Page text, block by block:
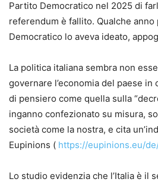
Partito Democratico nel 2025 di
referendum è fallito. Qualche
Democratico lo aveva ideato,
La politica italiana sembra non
governare l’economia del paese
di pensiero come quella sulla
inganno confezionato su misura,
società come la nostra, e cita
Eupinions ( https://eupinions.eu/
Lo studio evidenzia che l’Italia è il